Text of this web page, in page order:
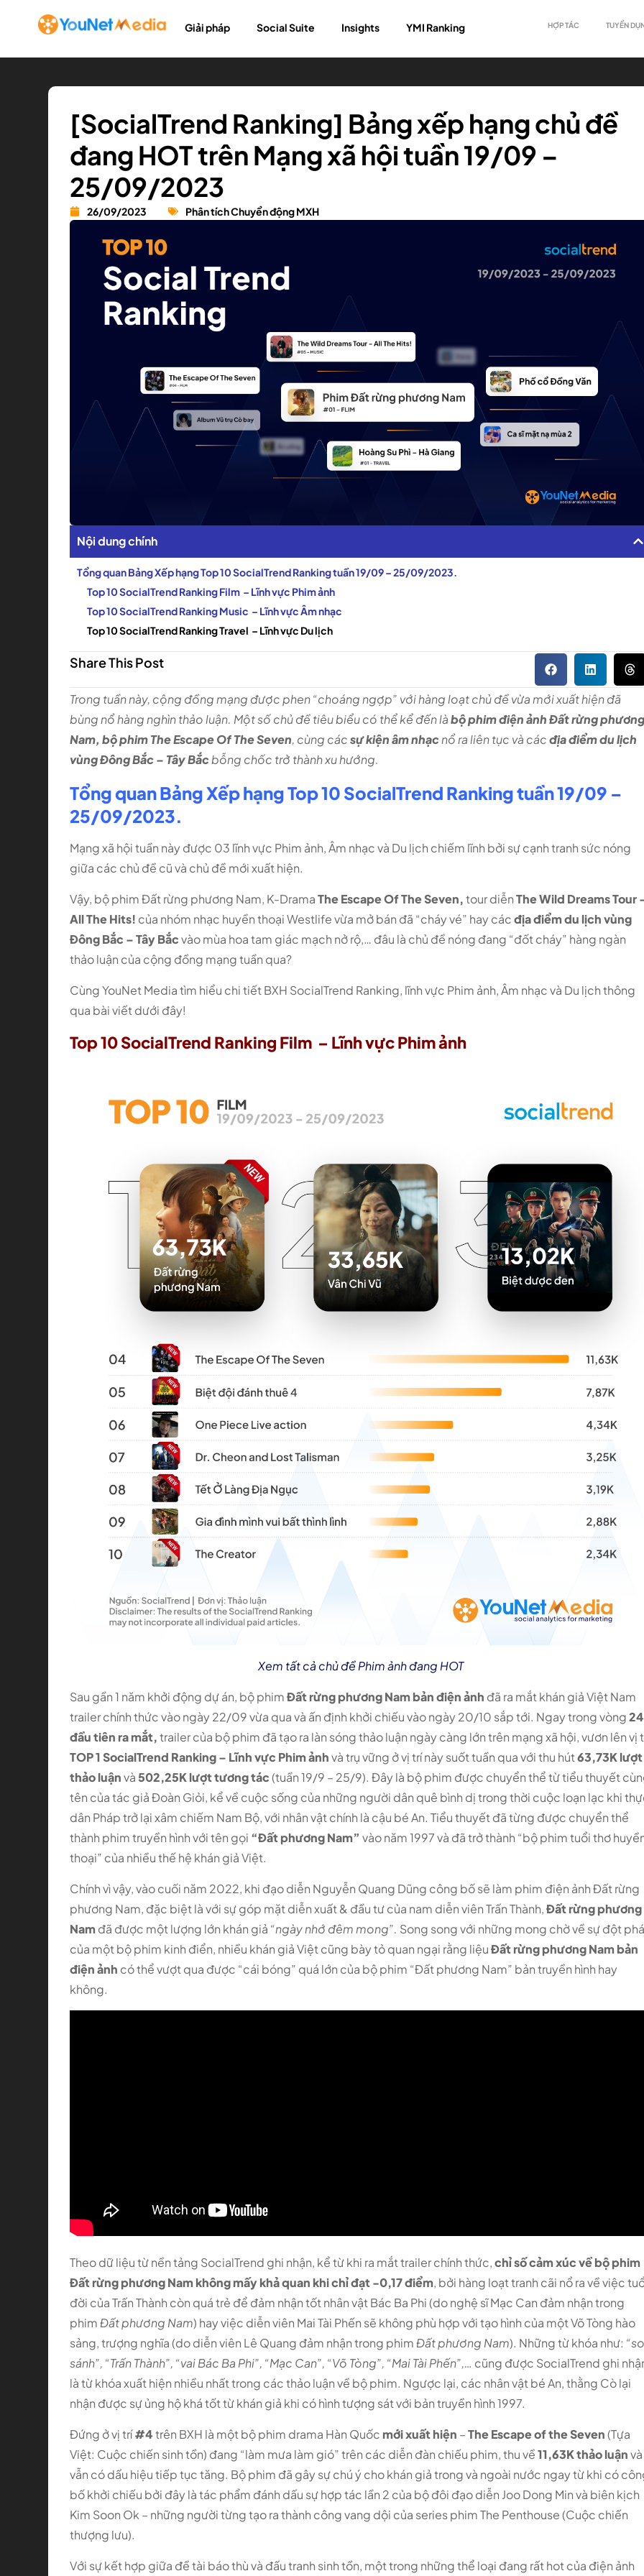
Giải pháp Social Suite Insights YMI Ranking HỢP TÁC TUYỂN
[SocialTrend Ranking] Bảng xếp hạng chủ đề
đang HOT trên Mạng xã hội tuần 19/09 –
25/09/2023
26/09/2023 Phân tích Chuyển động MXH
Nội dung chính
Tổng quan Bảng Xếp hạng Top 10 SocialTrend Ranking tuần 19/09 – 25/09/2023.
Top 10 SocialTrend Ranking Film – Lĩnh vực Phim ảnh
Top 10 SocialTrend Ranking Music – Lĩnh vực Âm nhạc
Top 10 SocialTrend Ranking Travel – Lĩnh vực Du lịch
Share This Post
Trong tuần này, cộng đồng mạng được phen “choáng ngợp” với hàng loạt chủ đề vừa mới xuất hiện đã
bùng nổ hàng nghìn thảo luận. Một số chủ đề tiêu biểu có thể kể đến làbộ phim điện ảnh Đất rừng phương
Nam, bộ phim The Escape Of The Seven, cùng cácsự kiện âm nhạcnổ ra liên tục và cácđịa điểm du lịch
vùng Đông Bắc – Tây Bắcbỗng chốc trở thành xu hướng.
Tổng quan Bảng Xếp hạng Top 10 SocialTrend Ranking tuần 19/09 –
25/09/2023.
Mạng xã hội tuần này được 03 lĩnh vực Phim ảnh, Âm nhạc và Du lịch chiếm lĩnh bởi sự cạnh tranh sức nóng
giữa các chủ đề cũ và chủ đề mới xuất hiện.
Vậy, bộ phim Đất rừng phương Nam, K-DramaThe Escape Of The Seven,tour diễnThe Wild Dreams Tour
All The Hits! của nhóm nhạc huyền thoại Westlife vừa mở bán đã “cháy vé” hay cácđịa điểm du lịch vùng
Đông Bắc – Tây Bắcvào mùa hoa tam giác mạch nở rộ,… đâu là chủ đề nóng đang “đốt cháy” hàng ngàn
thảo luận của cộng đồng mạng tuần qua?
Cùng YouNet Media tìm hiểu chi tiết BXH SocialTrend Ranking, lĩnh vực Phim ảnh, Âm nhạc và Du lịch thông
qua bài viết dưới đây!
Top 10 SocialTrend Ranking Film – Lĩnh vực Phim ảnh
Xem tất cả chủ đề Phim ảnh đang HOT
Sau gần 1 năm khởi động dự án, bộ phimĐất rừng phương Nam bản điện ảnh đã ra mắt khán giả Việt Nam
trailer chính thức vào ngày 22/09 vừa qua và ấn định khởi chiếu vào ngày 20/10 sắp tới. Ngay trong vòng
đầu tiên ra mắt,trailer của bộ phim đã tạo ra làn sóng thảo luận ngày càng lớn trên mạng xã hội, vươn lên vị
TOP 1 SocialTrend Ranking – Lĩnh vực Phim ảnhvà trụ vững ở vị trí này suốt tuần qua với thu hút63,73K lượt
thảo luậnvà502,25K lượt tương tác(tuần 19/9 – 25/9). Đây là bộ phim được chuyển thể từ tiểu thuyết
tên của tác giả Đoàn Giỏi, kể về cuộc sống của những người dân quê bình dị trong thời cuộc loạn lạc khi
dân Pháp trở lại xâm chiếm Nam Bộ, với nhân vật chính là cậu bé An. Tiểu thuyết đã từng được chuyển thể
thành phim truyền hình với tên gọi “Đất phương Nam” vào năm 1997 và đã trở thành “bộ phim tuổi thơ
thoại” của nhiều thế hệ khán giả Việt.
Chính vì vậy, vào cuối năm 2022, khi đạo diễn Nguyễn Quang Dũng công bố sẽ làm phim điện ảnh Đất rừng
phương Nam, đặc biệt là với sự góp mặt diễn xuất & đầu tư của nam diễn viên Trấn Thành,Đất rừng phương
Namđã được một lượng lớn khán giả “ngày nhớ đêm mong”. Song song với những mong chờ về sự đột phá
của một bộ phim kinh điển, nhiều khán giả Việt cũng bày tỏ quan ngại rằng liệuĐất rừng phương Nam bản
điện ảnh có thể vượt qua được “cái bóng” quá lớn của bộ phim “Đất phương Nam” bản truyền hình hay
không.
Theo dữ liệu từ nền tảng SocialTrend ghi nhận, kể từ khi ra mắt trailer chính thức,chỉ số cảm xúc về bộ phim
Đất rừng phương Nam không mấy khả quan khi chỉ đạt -0,17 điểm, bởi hàng loạt tranh cãi nổ ra về việc
đời của Trấn Thành còn quá trẻ để đảm nhận tốt nhân vật Bác Ba Phi (do nghệ sĩ Mạc Can đảm nhận trong
phimĐất phương Nam) hay việc diễn viên Mai Tài Phến sẽ không phù hợp với tạo hình của một Võ Tòng hào
sảng, trượng nghĩa (do diễn viên Lê Quang đảm nhận trong phimĐất phương Nam). Những từ khóa như: “so
sánh”, “Trấn Thành”, “vai Bác Ba Phi”, “Mạc Can”, “Võ Tòng”, “Mai Tài Phến”,… cũng được SocialTrend ghi
là từ khóa xuất hiện nhiều nhất trong các thảo luận về bộ phim. Ngược lại, các nhân vật bé An, thằng Cò lại
nhận được sự ủng hộ khá tốt từ khán giả khi có hình tượng sát với bản truyền hình 1997.
Đứng ở vị trí#4 trên BXH là một bộ phim drama Hàn Quốc mới xuất hiện –The Escape of the Seven(Tựa
Việt: Cuộc chiến sinh tồn) đang “làm mưa làm gió” trên các diễn đàn chiếu phim, thu về11,63K thảo luậnvà
vẫn có dấu hiệu tiếp tục tăng. Bộ phim đã gây sự chú ý cho khán giả trong và ngoài nước ngay từ khi có
bố khởi chiếu bởi đây là tác phẩm đánh dấu sự hợp tác lần 2 của bộ đôi đạo diễn Joo Dong Min và biên kịch
Kim Soon Ok – những người từng tạo ra thành công vang dội của series phim The Penthouse (Cuộc chiến
thượng lưu).
Với sự kết hợp giữa đề tài báo thù và đấu tranh sinh tồn, một trong những thể loại đang rất hot của điện ảnh